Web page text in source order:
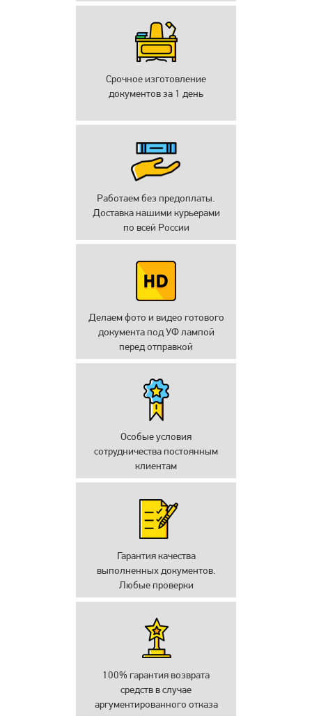
Срочное изготовление
документов за 1 день
Работаем без предоплаты.
Доставка нашими курьерами
по всей России
Делаем фото и видео готового
документа под УФ лампой
перед отправкой
Особые условия
сотрудничества постоянным
клиентам
Гарантия качества
выполненных документов.
Любые проверки
100% гарантия возврата
средств в случае
аргументированного отказа